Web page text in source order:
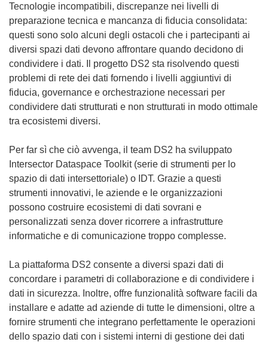
n
a
n
u
o
v
a
f
e
s
t
r
)
Tecnologie incompatibili, discrepanze nei livelli di
preparazione tecnica e mancanza di fiducia consolidata:
questi sono solo alcuni degli ostacoli che i partecipanti ai
diversi spazi dati devono affrontare quando decidono di
condividere i dati. Il progetto DS2 sta risolvendo questi
problemi di rete dei dati fornendo i livelli aggiuntivi di
fiducia, governance e orchestrazione necessari per
condividere dati strutturati e non strutturati in modo ottimale
tra ecosistemi diversi.
Per far sì che ciò avvenga, il team DS2 ha sviluppato
Intersector Dataspace Toolkit (serie di strumenti per lo
spazio di dati intersettoriale) o IDT. Grazie a questi
strumenti innovativi, le aziende e le organizzazioni
possono costruire ecosistemi di dati sovrani e
personalizzati senza dover ricorrere a infrastrutture
informatiche e di comunicazione troppo complesse.
La piattaforma DS2 consente a diversi spazi dati di
concordare i parametri di collaborazione e di condividere i
dati in sicurezza. Inoltre, offre funzionalità software facili da
installare e adatte ad aziende di tutte le dimensioni, oltre a
fornire strumenti che integrano perfettamente le operazioni
dello spazio dati con i sistemi interni di gestione dei dati